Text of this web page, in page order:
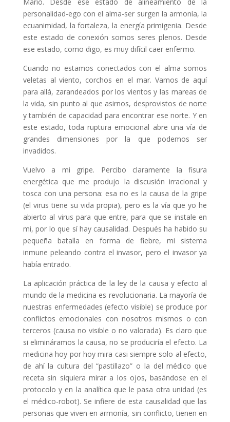
personalidad-ego con el alma-ser surgen la armonía, la
ecuanimidad, la fortaleza, la energía primigenia. Desde
este estado de conexión somos seres plenos. Desde
ese estado, como digo, es muy difícil caer enfermo.
Cuando no estamos conectados con el alma somos
veletas al viento, corchos en el mar. Vamos de aquí
para allá, zarandeados por los vientos y las mareas de
la vida, sin punto al que asirnos, desprovistos de norte
y también de capacidad para encontrar ese norte. Y en
este estado, toda ruptura emocional abre una vía de
grandes dimensiones por la que podemos ser
invadidos.
Vuelvo a mi gripe. Percibo claramente la fisura
energética que me produjo la discusión irracional y
tosca con una persona: esa no es la causa de la gripe
(el virus tiene su vida propia), pero es la vía que yo he
abierto al virus para que entre, para que se instale en
mi, por lo que sí hay causalidad. Después ha habido su
pequeña batalla en forma de fiebre, mi sistema
inmune peleando contra el invasor, pero el invasor ya
había entrado.
La aplicación práctica de la ley de la causa y efecto al
mundo de la medicina es revolucionaria. La mayoría de
nuestras enfermedades (efecto visible) se produce por
conflictos emocionales con nosotros mismos o con
terceros (causa no visible o no valorada). Es claro que
si elimináramos la causa, no se produciría el efecto. La
medicina hoy por hoy mira casi siempre solo al efecto,
de ahí la cultura del “pastillazo” o la del médico que
receta sin siquiera mirar a los ojos, basándose en el
protocolo y en la analítica que le pasa otra unidad (es
el médico-robot). Se infiere de esta causalidad que las
personas que viven en armonía, sin conflicto, tienen en